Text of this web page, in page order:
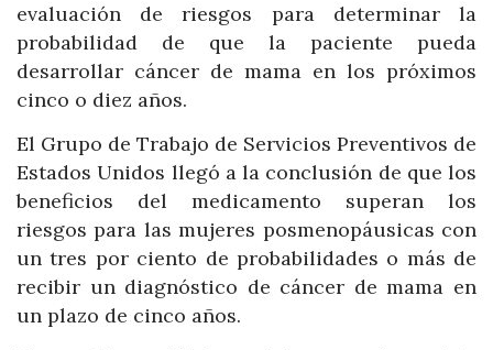
evaluación de riesgos para determinar la
probabilidad de que la paciente pueda
desarrollar cáncer de mama en los próximos
cinco o diez años.
El Grupo de Trabajo de Servicios Preventivos de
Estados Unidos llegó a la conclusión de que los
beneficios del medicamento superan los
riesgos para las mujeres posmenopáusicas con
un tres por ciento de probabilidades o más de
recibir un diagnóstico de cáncer de mama en
un plazo de cinco años.